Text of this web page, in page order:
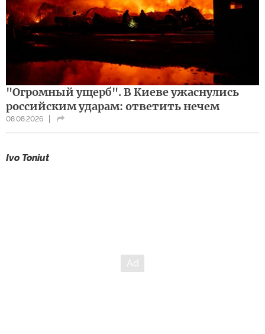
"Огромный ущерб". В Киеве ужаснулись
российским ударам: ответить нечем
08.08.2026
Ivo Toniut